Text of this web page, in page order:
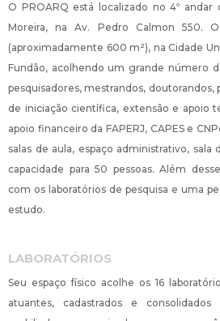
O PROARQ está localizado no 4º andar
Moreira, na Av. Pedro Calmon 550.
(aproximadamente 600 m²), na Cidade
Fundão, acolhendo um grande número
pesquisadores, mestrandos, doutorandos,
de iniciação científica, extensão e apoio
apoio financeiro da FAPERJ, CAPES e
salas de aula, espaço administrativo,
capacidade para 50 pessoas. Além
com os laboratórios de pesquisa e uma
estudo.
LABORATÓRIOS
Seu espaço físico acolhe os 16
atuantes, cadastrados e